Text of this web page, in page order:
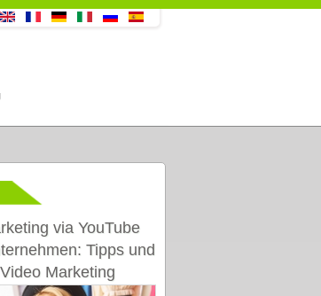
via YouTube
Tipps und
Marketing